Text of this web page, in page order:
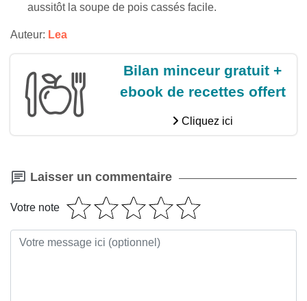
aussitôt la soupe de pois cassés facile.
Auteur: Lea
Bilan minceur gratuit +
ebook de recettes offert
Cliquez ici
Laisser un commentaire
Votre note